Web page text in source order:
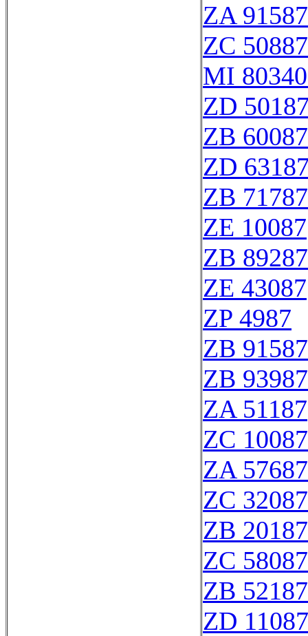
ZA 91587
ZC 50887
MI
ZD
ZB 60087
ZD
ZB 71787
ZE 10087
ZB 89287
ZE 43087
ZP 4987
ZB 91587
ZB 93987
ZA 51187
ZC 10087
ZA 57687
ZC 32087
ZB 20187
ZC 58087
ZB 52187
ZD 11087